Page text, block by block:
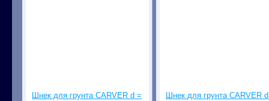
Шнек для грунта CARVER d =
Шнек для грунта CARVER